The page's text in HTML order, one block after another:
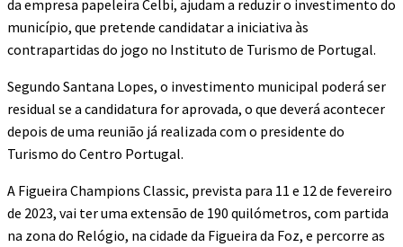
da empresa papeleira Celbi, ajudam a reduzir o investimento do
município, que pretende candidatar a iniciativa às
contrapartidas do jogo no Instituto de Turismo de Portugal.
Segundo Santana Lopes, o investimento municipal poderá ser
residual se a candidatura for aprovada, o que deverá acontecer
depois de uma reunião já realizada com o presidente do
Turismo do Centro Portugal.
A Figueira Champions Classic, prevista para 11 e 12 de fevereiro
de 2023, vai ter uma extensão de 190 quilómetros, com partida
na zona do Relógio, na cidade da Figueira da Foz, e percorre as